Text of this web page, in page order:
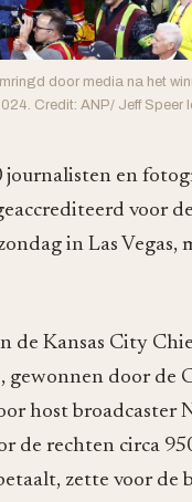
door media na het
Credit: ANP/ Jeff Speer
journalisten en
voor
in Las Vegas,
de Kansas City
gewonnen door de
host broadcaster
de rechten circa
zette voor de